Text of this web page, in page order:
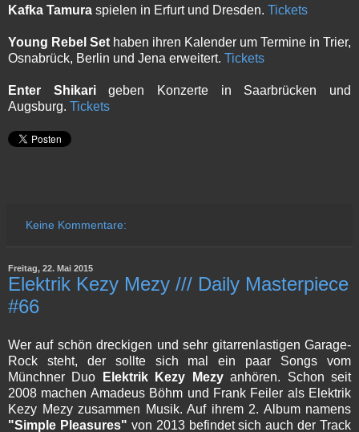
Kafka Tamura spielen in Erfurt und Dresden. Tickets
Young Rebel Set haben ihren Kalender um Termine in Trier,
Osnabrück, Berlin und Jena erweitert. Tickets
Enter Shikarigeben Konzerte in Saarbrücken und
Augsburg. Tickets
Keine Kommentare:
Freitag, 22. Mai 2015
Elektrik Kezy Mezy /// Daily Masterpiece
#66
Wer auf schön dreckigen und sehr gitarrenlastigen Garage-
Rock steht, der sollte sich mal ein paar Songs vom
Münchner Duo
Elektrik Kezy Mezyanhören. Schon seit
2008 machen Amadeus Böhm und Frank Feiler als Elektrik
Kezy Mezy zusammen Musik. Auf ihrem 2. Album namens
"Simple Pleasures" von 2013 befindet sich auch der Track